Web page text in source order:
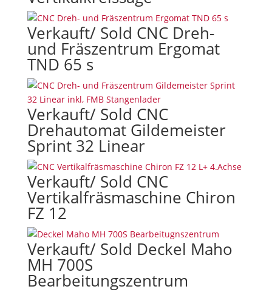
Verkauft/ Sold CNC Dreh-
und Fräszentrum Ergomat
TND 65 s
Verkauft/ Sold CNC
Drehautomat Gildemeister
Sprint 32 Linear
Verkauft/ Sold CNC
Vertikalfräsmaschine Chiron
FZ 12
Verkauft/ Sold Deckel Maho
MH 700S
Bearbeitungszentrum